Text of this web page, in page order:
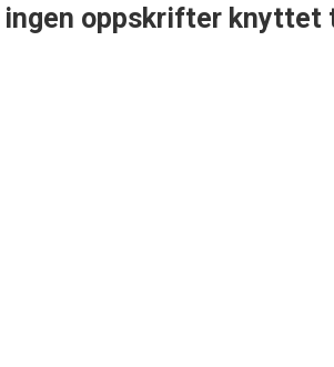
ingen oppskrifter knyttet